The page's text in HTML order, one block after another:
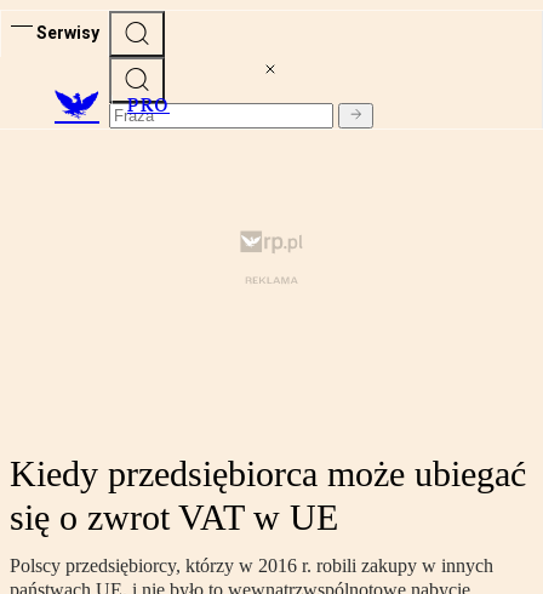
Serwisy
PRO
Kiedy przedsiębiorca może ubiegać
się o zwrot VAT w UE
Polscy przedsiębiorcy, którzy w 2016 r. robili zakupy w innych
państwach UE, i nie było to wewnątrzwspólnotowe nabycie